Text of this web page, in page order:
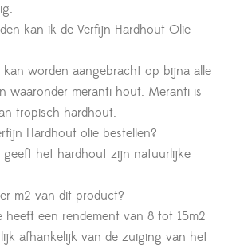
kan ik de Verfijn Hardhout Olie
worden aangebracht op bijna alle
waaronder meranti hout. Meranti is
tropisch hardhout.
Hardhout olie bestellen?
geeft het hardhout zijn natuurlijke
m2 van dit product?
heeft een rendement van 8 tot 15m2
afhankelijk van de zuiging van het